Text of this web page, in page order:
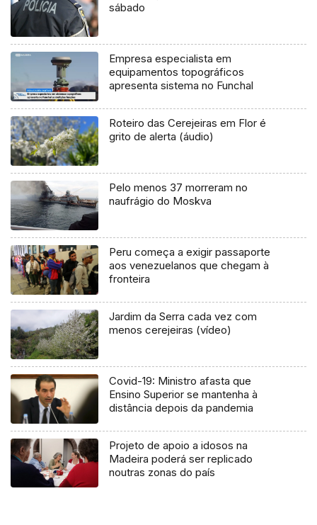
sábado
Empresa especialista em
equipamentos topográficos
apresenta sistema no Funchal
Roteiro das Cerejeiras em Flor é
grito de alerta (áudio)
Pelo menos 37 morreram no
naufrágio do Moskva
Peru começa a exigir passaporte
aos venezuelanos que chegam à
fronteira
Jardim da Serra cada vez com
menos cerejeiras (vídeo)
Covid-19: Ministro afasta que
Ensino Superior se mantenha à
distância depois da pandemia
Projeto de apoio a idosos na
Madeira poderá ser replicado
noutras zonas do país